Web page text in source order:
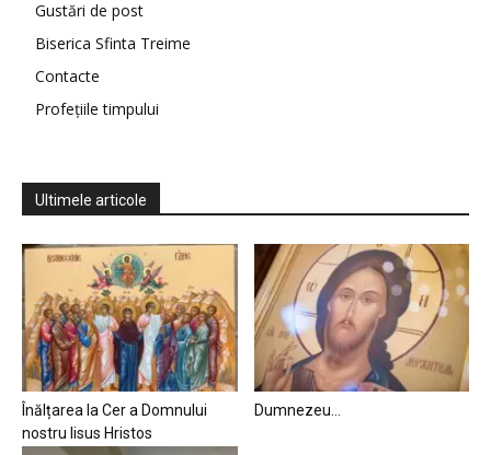
Gustări de post
Biserica Sfinta Treime
Contacte
Profețiile timpului
Ultimele articole
Înălțarea la Cer a Domnului
nostru Iisus Hristos
Dumnezeu…